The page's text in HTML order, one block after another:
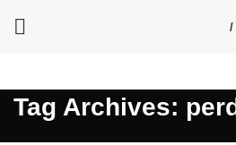
/
Tag Archives: